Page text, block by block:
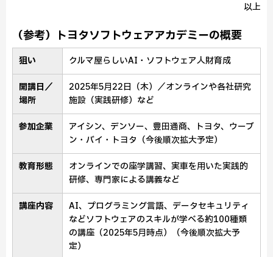
以上
（参考）トヨタソフトウェアアカデミーの概要
狙い クルマ屋らしいAI・ソフトウェア人財育成
開講日／
場所
2025年5月22日（木）／オンラインや各社研究
施設（実践研修）など
参加企業
アイシン、デンソー、豊田通商、トヨタ、ウーブ
ン・バイ・トヨタ（今後順次拡大予定）
教育形態
オンラインでの座学講習、実車を用いた実践的
研修、専門家による講義など
講座内容
AI、プログラミング言語、データセキュリティ
などソフトウェアのスキルが学べる約100種類
の講座 （2025年5月時点）
（今後順次拡大予
定）